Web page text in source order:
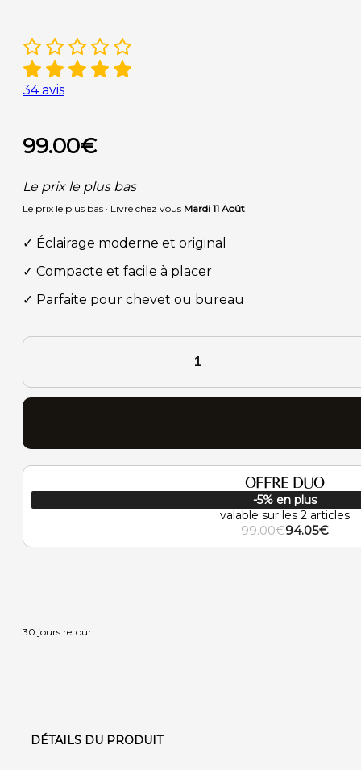
34avis
99.00€
Le prix le plus bas
Le prix le plus bas · Livré chez vous Mardi 11 Août
✓ Éclairage moderne et original
✓ Compacte et facile à placer
✓ Parfaite pour chevet ou bureau
quantité
de
Table
OFFRE DUO
-5% en plus
valable sur les 2 articles
99.00€
Le
94.05€
Le
30 jours retour
DÉTAILS DU PRODUIT